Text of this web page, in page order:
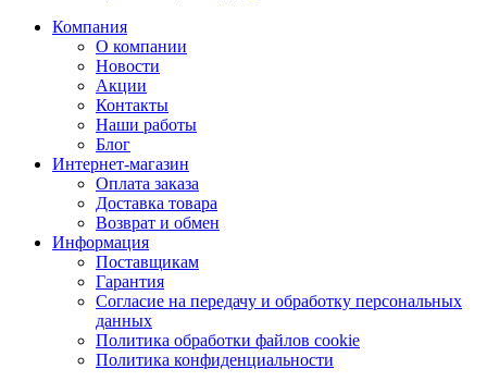
Компания
О компании
Новости
Акции
Контакты
Наши работы
Блог
Интернет-магазин
Оплата заказа
Доставка товара
Возврат и обмен
Информация
Поставщикам
Гарантия
Согласие на передачу и обработку персональных
данных
Политика обработки файлов cookie
Политика конфиденциальности